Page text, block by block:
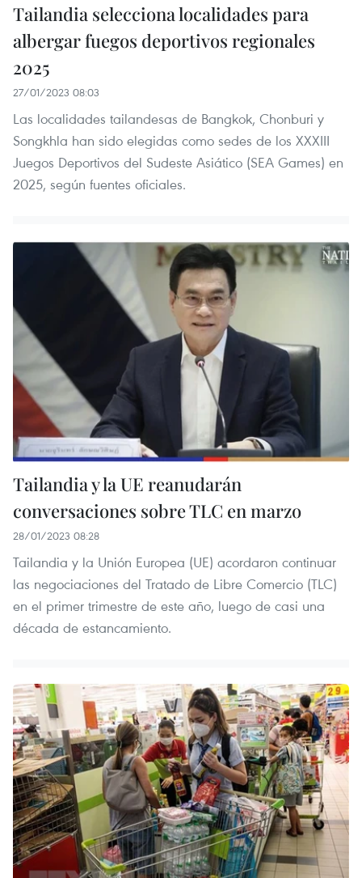
Tailandia selecciona localidades para
albergar fuegos deportivos regionales
2025
27/01/2023 08:03
Las localidades tailandesas de Bangkok, Chonburi y
Songkhla han sido elegidas como sedes de los XXXIII
Juegos Deportivos del Sudeste Asiático (SEA Games) en
2025, según fuentes oficiales.
Tailandia y la UE reanudarán
conversaciones sobre TLC en marzo
28/01/2023 08:28
Tailandia y la Unión Europea (UE) acordaron continuar
las negociaciones del Tratado de Libre Comercio (TLC)
en el primer trimestre de este año, luego de casi una
década de estancamiento.